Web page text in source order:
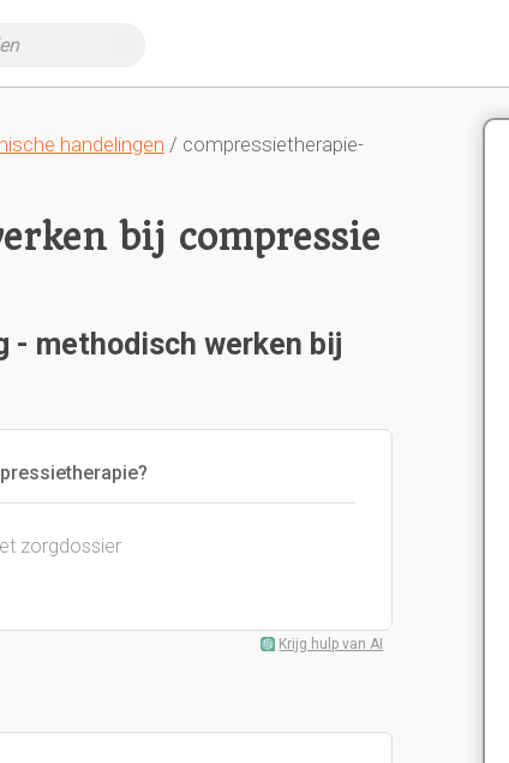
handelingen / compressietherapie-
bij compressie
- methodisch werken bij
zorgdossier
Krijg hulp van AI